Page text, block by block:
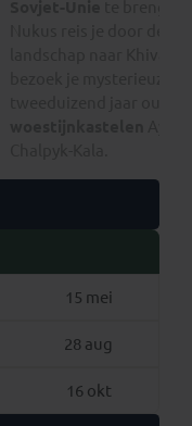
15 mei
28 aug
16 okt